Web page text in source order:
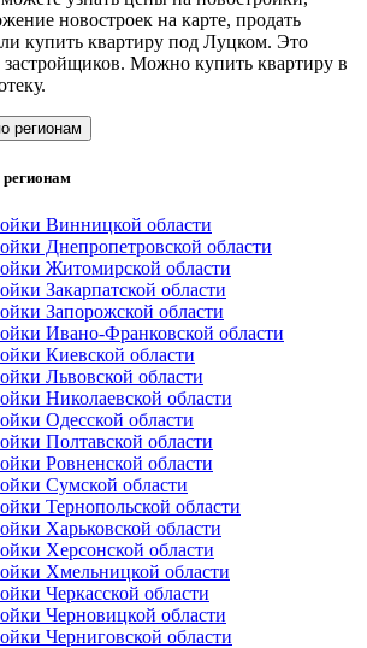
новостроек на карте, продать
купить квартиру под Луцком. Это
застройщиков. Можно купить квартиру в
регионам
Винницкой области
Днепропетровской области
Житомирской области
Закарпатской области
Запорожской области
Ивано-Франковской области
Киевской области
Львовской области
Николаевской области
Одесской области
Полтавской области
Ровненской области
Сумской области
Тернопольской области
Харьковской области
Херсонской области
Хмельницкой области
Черкасской области
Черновицкой области
Черниговской области